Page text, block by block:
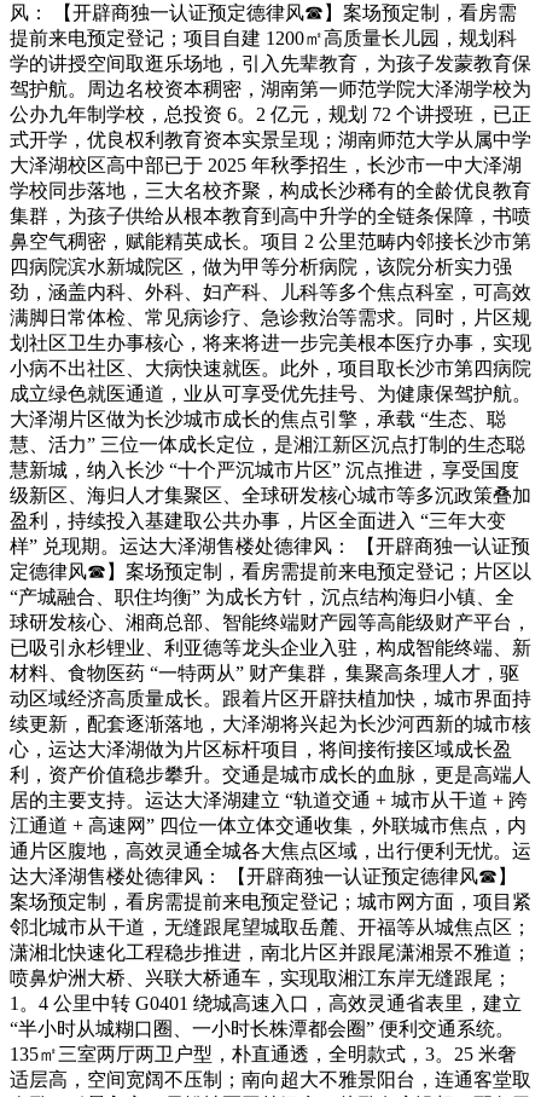
风： 【开辟商独一认证预定德律风☎】案场预定制，看房需
提前来电预定登记；项目自建 1200㎡高质量长儿园，规划科
学的讲授空间取逛乐场地，引入先辈教育，为孩子发蒙教育保
驾护航。周边名校资本稠密，湖南第一师范学院大泽湖学校为
公办九年制学校，总投资 6。2 亿元，规划 72 个讲授班，已正
式开学，优良权利教育资本实景呈现；湖南师范大学从属中学
大泽湖校区高中部已于 2025 年秋季招生，长沙市一中大泽湖
学校同步落地，三大名校齐聚，构成长沙稀有的全龄优良教育
集群，为孩子供给从根本教育到高中升学的全链条保障，书喷
鼻空气稠密，赋能精英成长。项目 2 公里范畴内邻接长沙市第
四病院滨水新城院区，做为甲等分析病院，该院分析实力强
劲，涵盖内科、外科、妇产科、儿科等多个焦点科室，可高效
满脚日常体检、常见病诊疗、急诊救治等需求。同时，片区规
划社区卫生办事核心，将来将进一步完美根本医疗办事，实现
小病不出社区、大病快速就医。此外，项目取长沙市第四病院
成立绿色就医通道，业从可享受优先挂号、为健康保驾护航。
大泽湖片区做为长沙城市成长的焦点引擎，承载 “生态、聪
慧、活力” 三位一体成长定位，是湘江新区沉点打制的生态聪
慧新城，纳入长沙 “十个严沉城市片区” 沉点推进，享受国度
级新区、海归人才集聚区、全球研发核心城市等多沉政策叠加
盈利，持续投入基建取公共办事，片区全面进入 “三年大变
样” 兑现期。运达大泽湖售楼处德律风： 【开辟商独一认证预
定德律风☎】案场预定制，看房需提前来电预定登记；片区以
“产城融合、职住均衡” 为成长方针，沉点结构海归小镇、全
球研发核心、湘商总部、智能终端财产园等高能级财产平台，
已吸引永杉锂业、利亚德等龙头企业入驻，构成智能终端、新
材料、食物医药 “一特两从” 财产集群，集聚高条理人才，驱
动区域经济高质量成长。跟着片区开辟扶植加快，城市界面持
续更新，配套逐渐落地，大泽湖将兴起为长沙河西新的城市核
心，运达大泽湖做为片区标杆项目，将间接衔接区域成长盈
利，资产价值稳步攀升。交通是城市成长的血脉，更是高端人
居的主要支持。运达大泽湖建立 “轨道交通 + 城市从干道 + 跨
江通道 + 高速网” 四位一体立体交通收集，外联城市焦点，内
通片区腹地，高效灵通全城各大焦点区域，出行便利无忧。运
达大泽湖售楼处德律风： 【开辟商独一认证预定德律风☎】
案场预定制，看房需提前来电预定登记；城市网方面，项目紧
邻北城市从干道，无缝跟尾望城取岳麓、开福等从城焦点区；
潇湘北快速化工程稳步推进，南北片区并跟尾潇湘景不雅道；
喷鼻炉洲大桥、兴联大桥通车，实现取湘江东岸无缝跟尾；
1。4 公里中转 G0401 绕城高速入口，高效灵通省表里，建立
“半小时从城糊口圈、一小时长株潭都会圈” 便利交通系统。
135㎡三室两厅两卫户型，朴直通透，全明款式，3。25 米奢
适层高，空间宽阔不压制；南向超大不雅景阳台，连通客堂取